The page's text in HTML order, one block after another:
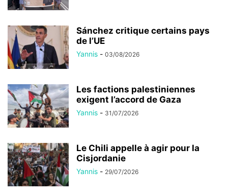
Sánchez critique certains pays
de l’UE
Yannis - 03/08/2026
Les factions palestiniennes
exigent l’accord de Gaza
Yannis - 31/07/2026
Le Chili appelle à agir pour la
Cisjordanie
Yannis - 29/07/2026